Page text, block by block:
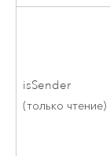
isSender
(только чтение)